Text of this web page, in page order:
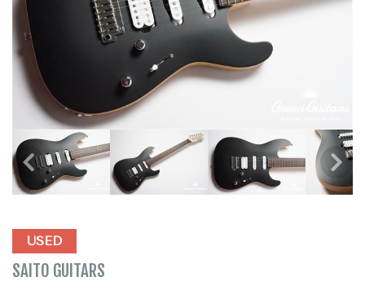
USED
SAITO GUITARS